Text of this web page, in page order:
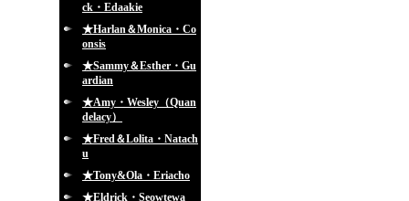
ck・Edaakie
★Harlan＆Monica・Co
onsis
★Sammy＆Esther・Gu
ardian
★Amy・Wesley（Quan
delacy）
★Fred＆Lolita・Natach
u
★Tony&Ola・Eriacho
★Eldrick・Seowtewa